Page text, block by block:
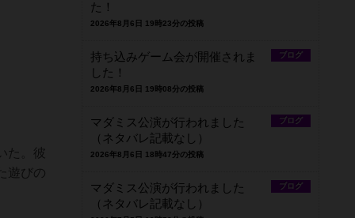
た。彼
遊びの
た！
2026年8月6日 19時23分の投稿
ブログ
持ち込みゲーム会が開催されま
した！
2026年8月6日 19時08分の投稿
ブログ
マダミス公演が行われました
（ネタバレ記載なし）
2026年8月6日 18時47分の投稿
ブログ
マダミス公演が行われました
（ネタバレ記載なし）